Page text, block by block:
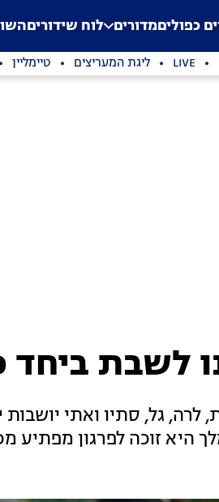
Application error: a
. כפוליםמדורים לוח שידורים
LIVE ליגת המעריצים טיימליין
לשבת ביחד
גל, סתיו ואתי יושבות
זוכה לפרגון מפתיע